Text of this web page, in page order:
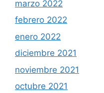
marzo 2022
febrero 2022
enero 2022
diciembre 2021
noviembre 2021
octubre 2021